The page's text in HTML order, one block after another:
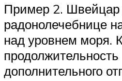
Пример 2. Швейцар
радонолечебнице
над уровнем моря.
продолжительность
дополнительного